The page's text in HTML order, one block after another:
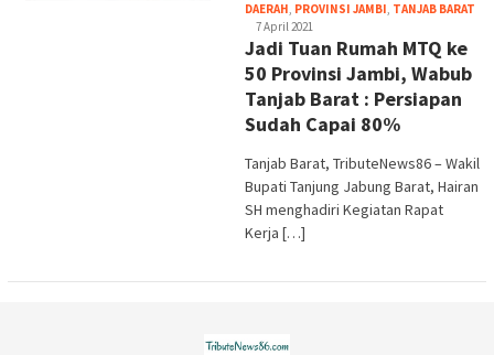
DAERAH, PROVINSI JAMBI, TANJAB BARAT
7 April 2021
Jadi Tuan Rumah MTQ ke
50 Provinsi Jambi, Wabub
Tanjab Barat : Persiapan
Sudah Capai 80%
Tanjab Barat, TributeNews86 – Wakil
Bupati Tanjung Jabung Barat, Hairan
SH menghadiri Kegiatan Rapat
Kerja […]